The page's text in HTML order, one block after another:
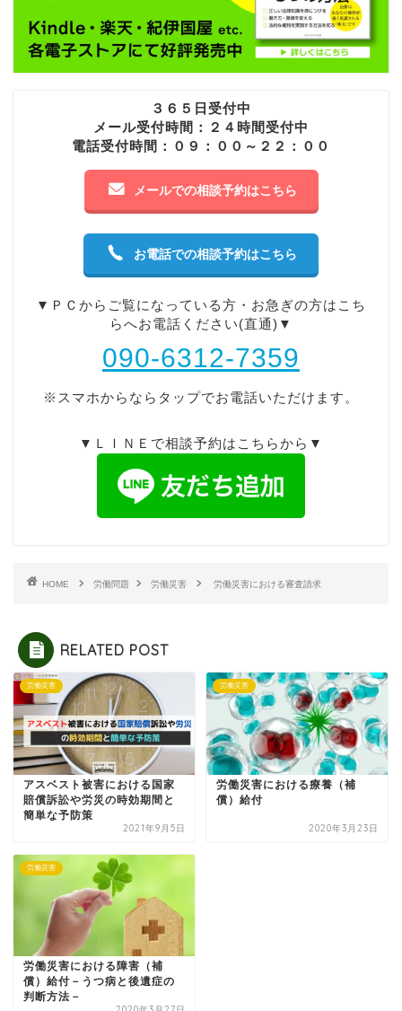
３６５日受付中
メール受付時間：２４時間受付中
電話受付時間：０９：００～２２：００
メールでの相談予約はこちら
お電話での相談予約はこちら
▼ＰＣからご覧になっている方・お急ぎの方はこち
らへお電話ください(直通)▼
090-6312-7359
※スマホからならタップでお電話いただけます。
▼ＬＩＮＥで相談予約はこちらから▼
HOME 労働問題 労働災害 労働災害における審査請求
RELATED POST
労働災害
アスベスト被害における国家
賠償訴訟や労災の時効期間と
簡単な予防策
2021年9月5日
労働災害
労働災害における療養（補
償）給付
2020年3月23日
労働災害
労働災害における障害（補
償）給付－うつ病と後遺症の
判断方法－